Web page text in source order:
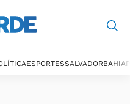
ESPORTESSALVADORBAHIA